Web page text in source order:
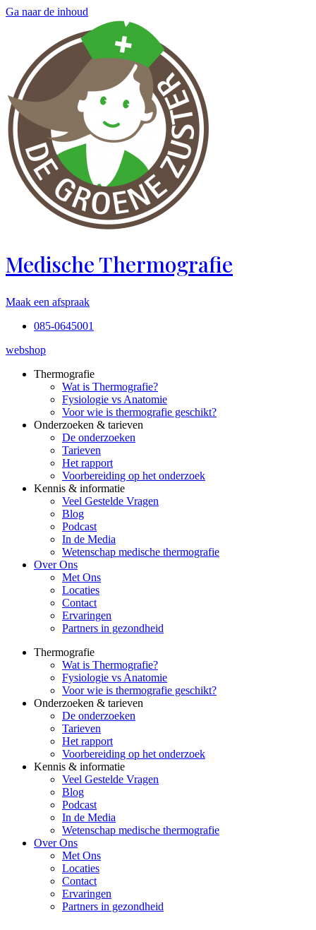
Ga naar de inhoud
Medische Thermografie
Maak een afspraak
085-0645001
webshop
Thermografie
Wat is Thermografie?
Fysiologie vs Anatomie
Voor wie is thermografie geschikt?
Onderzoeken & tarieven
De onderzoeken
Tarieven
Het rapport
Voorbereiding op het onderzoek
Kennis & informatie
Veel Gestelde Vragen
Blog
Podcast
In de Media
Wetenschap medische thermografie
Over Ons
Met Ons
Locaties
Contact
Ervaringen
Partners in gezondheid
Thermografie
Wat is Thermografie?
Fysiologie vs Anatomie
Voor wie is thermografie geschikt?
Onderzoeken & tarieven
De onderzoeken
Tarieven
Het rapport
Voorbereiding op het onderzoek
Kennis & informatie
Veel Gestelde Vragen
Blog
Podcast
In de Media
Wetenschap medische thermografie
Over Ons
Met Ons
Locaties
Contact
Ervaringen
Partners in gezondheid